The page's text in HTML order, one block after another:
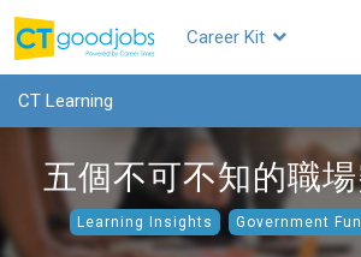
CTgoodjobs
Career Kit
CT Learning
五個不可不知的職
Learning Insights Government